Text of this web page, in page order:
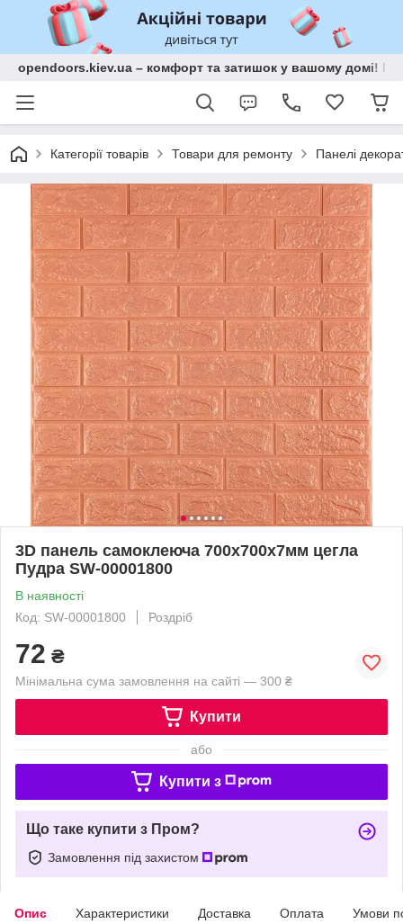
opendoors.kiev.ua – комфорт та затишок у вашому домі!
Категорії товарів Товари для ремонту Панелі
3D панель самоклеюча 700x700x7мм цегла
Пудра SW-00001800
В наявності
Код: SW-00001800
Роздріб
72 ₴
Мінімальна сума замовлення на сайті — 300 ₴
Купити
або
Купити з
Що таке купити з Пром?
Замовлення під захистом
Опис Характеристики Доставка Оплата Умови